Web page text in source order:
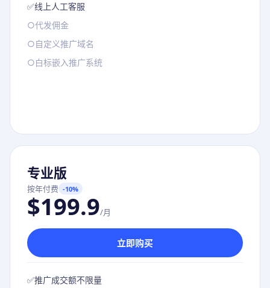
✅线上人工客服
○代发佣金
○自定义推广域名
○白标嵌入推广系统
专业版
按年付费 -10%
$199.9/月
立即购买
✅推广成交额不限量